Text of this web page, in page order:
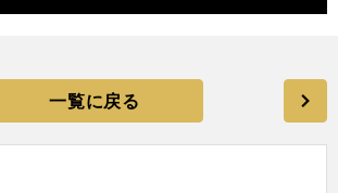
一覧に戻る